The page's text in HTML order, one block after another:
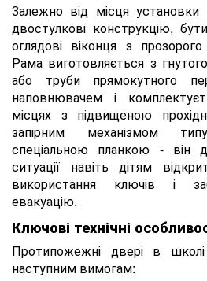
Залежно від місця
двостулкові конструкцію,
оглядові віконця з
Рама виготовляється з
або труби прямокутного
наповнювачем і
місцях з підвищеною
запірним механізмом
спеціальною планкою - він
ситуації навіть дітям
використання ключів і
евакуацію.
Ключові технічні
Протипожежні двері в школі
наступним вимогам: